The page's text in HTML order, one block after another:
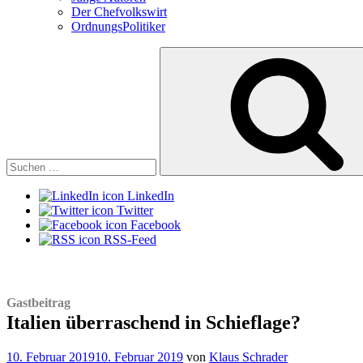
Der Chefvolkswirt
OrdnungsPolitiker
LinkedIn
Twitter
Facebook
RSS-Feed
Gastbeitrag
Italien überraschend in Schieflage?
Veröffentlicht
10. Februar 201910. Februar 2019 von Klaus Schrader